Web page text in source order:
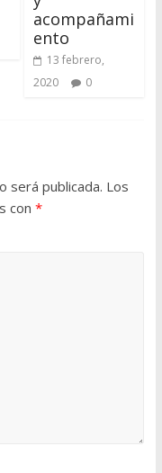
acompañami
ento
13 febrero,
2020
0
será publicada. Los
con *